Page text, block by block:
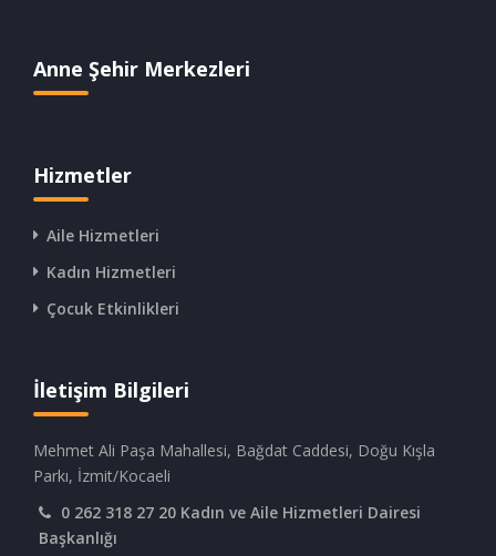
Anne Şehir Merkezleri
Hizmetler
Aile Hizmetleri
Kadın Hizmetleri
Çocuk Etkinlikleri
İletişim Bilgileri
Mehmet Ali Paşa Mahallesi, Bağdat Caddesi, Doğu Kışla
Parkı, İzmit/Kocaeli
0 262 318 27 20 Kadın ve Aile Hizmetleri Dairesi
Başkanlığı